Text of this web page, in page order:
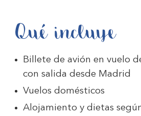
Qué incluye
Billete de avión en vuelo
con salida desde Madrid
Vuelos domésticos
Alojamiento y dietas